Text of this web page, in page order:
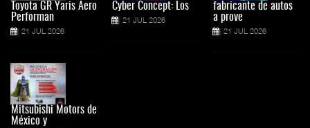
Toyota GR Yaris Aero
Performan
21 JUL 2026
Mitsubishi Motors de
México y
Cyber Concept: Los
21 JUL 2026
fabricante de autos
a prove
21 JUL 2026